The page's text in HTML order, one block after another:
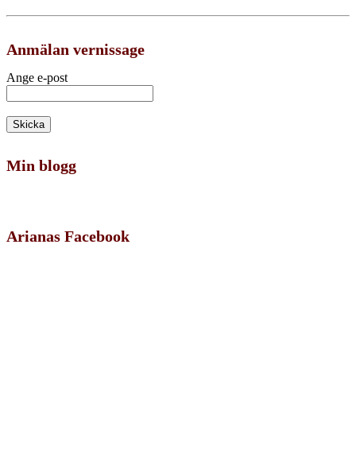
Anmälan vernissage
Ange e-post
Min blogg
Arianas Facebook